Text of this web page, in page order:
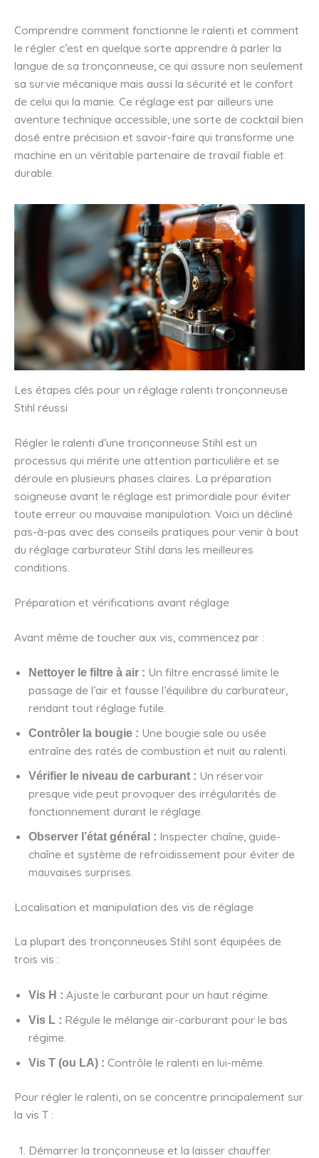
Comprendre comment fonctionne le ralenti et comment
le régler c’est en quelque sorte apprendre à parler la
langue de sa tronçonneuse, ce qui assure non seulement
sa survie mécanique mais aussi la sécurité et le confort
de celui qui la manie. Ce réglage est par ailleurs une
aventure technique accessible, une sorte de cocktail bien
dosé entre précision et savoir-faire qui transforme une
machine en un véritable partenaire de travail fiable et
durable.
Les étapes clés pour un réglage ralenti tronçonneuse
Stihl réussi
Régler le ralenti d’une tronçonneuse Stihl est un
processus qui mérite une attention particulière et se
déroule en plusieurs phases claires. La préparation
soigneuse avant le réglage est primordiale pour éviter
toute erreur ou mauvaise manipulation. Voici un décliné
pas-à-pas avec des conseils pratiques pour venir à bout
du réglage carburateur Stihl dans les meilleures
conditions.
Préparation et vérifications avant réglage
Avant même de toucher aux vis, commencez par :
Nettoyer le filtre à air : Un filtre encrassé limite le
passage de l’air et fausse l’équilibre du carburateur,
rendant tout réglage futile.
Contrôler la bougie : Une bougie sale ou usée
entraîne des ratés de combustion et nuit au ralenti.
Vérifier le niveau de carburant : Un réservoir
presque vide peut provoquer des irrégularités de
fonctionnement durant le réglage.
Observer l’état général : Inspecter chaîne, guide-
chaîne et système de refroidissement pour éviter de
mauvaises surprises.
Localisation et manipulation des vis de réglage
La plupart des tronçonneuses Stihl sont équipées de
trois vis :
Vis H : Ajuste le carburant pour un haut régime.
Vis L : Régule le mélange air-carburant pour le bas
régime.
Vis T (ou LA) : Contrôle le ralenti en lui-même.
Pour régler le ralenti, on se concentre principalement sur
la vis T :
Démarrer la tronçonneuse et la laisser chauffer.